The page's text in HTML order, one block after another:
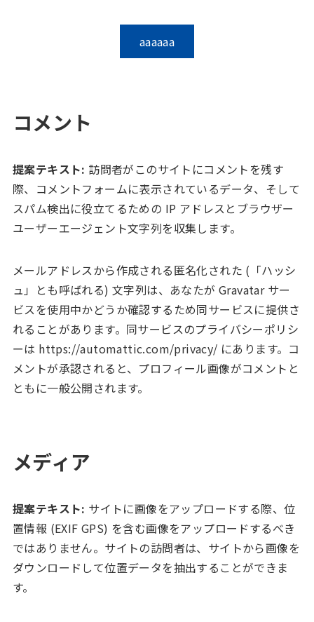
aaaaaa
コメント
提案テキスト: 訪問者がこのサイトにコメントを残す
際、コメントフォームに表示されているデータ、そして
スパム検出に役立てるための IP アドレスとブラウザー
ユーザーエージェント文字列を収集します。
メールアドレスから作成される匿名化された (「ハッシ
ュ」とも呼ばれる) 文字列は、あなたが Gravatar サー
ビスを使用中かどうか確認するため同サービスに提供さ
れることがあります。同サービスのプライバシーポリシ
ーは https://automattic.com/privacy/ にあります。コ
メントが承認されると、プロフィール画像がコメントと
ともに一般公開されます。
メディア
提案テキスト: サイトに画像をアップロードする際、位
置情報 (EXIF GPS) を含む画像をアップロードするべき
ではありません。サイトの訪問者は、サイトから画像を
ダウンロードして位置データを抽出することができま
す。